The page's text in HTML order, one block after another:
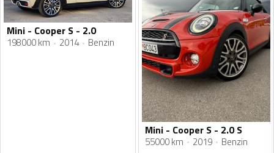
Mini - Cooper S - 2.0
198000 km 2014 Benzin
Mini - Cooper S - 2.0 S
55000 km 2019 Benzin